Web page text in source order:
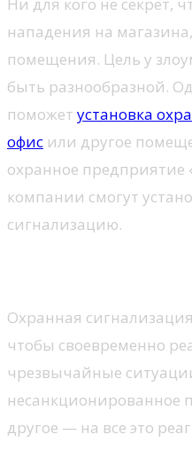
Ни для кого не секрет,
нападения на
помещения. Цель у
быть разнообразной.
поможет установка
офис или другое
охранное предприятие
компании смогут
сигнализацию.
Охранная
чтобы своевременно
чрезвычайные
несанкционированное
другое — на все это